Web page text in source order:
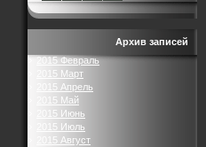
Архив записей
2015 Февраль
2015 Март
2015 Апрель
2015 Май
2015 Июнь
2015 Июль
2015 Август